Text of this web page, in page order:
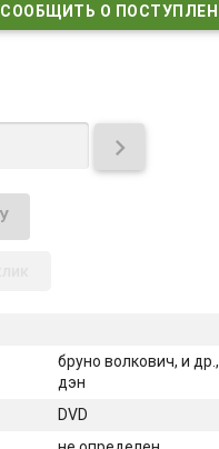
СООБЩИТЬ О

бруно волкович, и
дэн
DVD